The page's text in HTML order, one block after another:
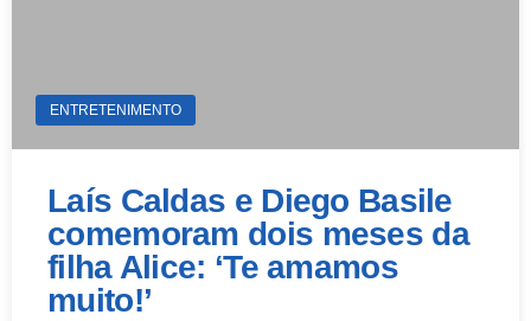
ENTRETENIMENTO
Laís Caldas e Diego Basile
comemoram dois meses da
filha Alice: ‘Te amamos
muito!’